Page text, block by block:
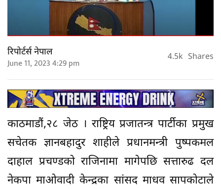
रिपोर्टर्स नेपाल
June 11, 2023 4:29 pm 4.5k Shares
काठमाडौं,२८ जेठ । राष्ट्रिय प्रजातन्त्र पार्टीका प्रमुख
सचेतक ज्ञानबहादुर शाहीले प्रधानमन्त्री पुष्पकमल
दाहाल प्रचण्डको राजिनामा मागेपछि सत्तारुढ दल
नेकपा माओवादी केन्द्रका सांसद माधव सापकोटाले